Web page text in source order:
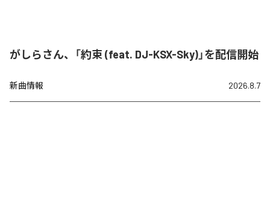
がしらさん、「約束 (feat. DJ-KSX-Sky)」を配信開始
新曲情報 2026.8.7